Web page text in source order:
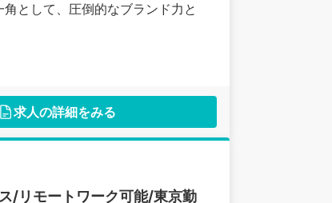
として、圧倒的なブランド力と
求人の詳細をみる
/リモートワーク可能/東京勤